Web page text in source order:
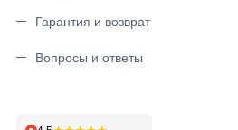
Гарантия и возврат
Вопросы и ответы